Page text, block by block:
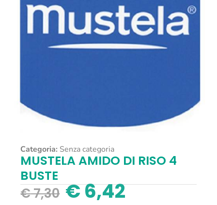
Categoria: Senza categoria
MUSTELA AMIDO DI RISO 4
BUSTE
€7,30 €6,42